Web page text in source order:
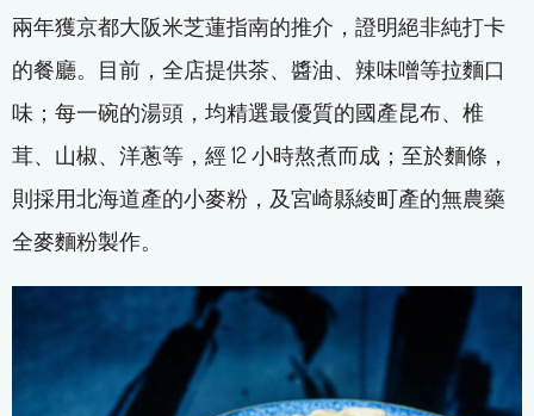
兩年獲京都大阪米芝蓮指南的推介，證明絕非純打卡
的餐廳。目前，全店提供茶、醬油、辣味噌等拉麵口
味；每一碗的湯頭，均精選最優質的國產昆布、椎
茸、山椒、洋蔥等，經 12 小時熬煮而成；至於麵條，
則採用北海道產的小麥粉，及宮崎縣綾町產的無農藥
全麥麵粉製作。